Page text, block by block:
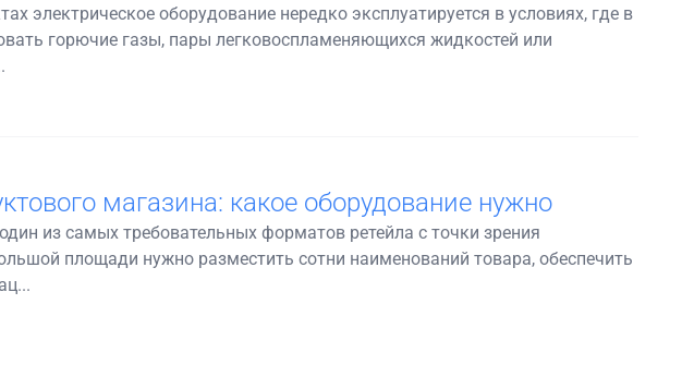
электрическое оборудование нередко эксплуатируется в условиях, где в
горючие газы, пары легковоспламеняющихся жидкостей или
магазина: какое оборудование нужно
из самых требовательных форматов ретейла с точки зрения
площади нужно разместить сотни наименований товара, обеспечить